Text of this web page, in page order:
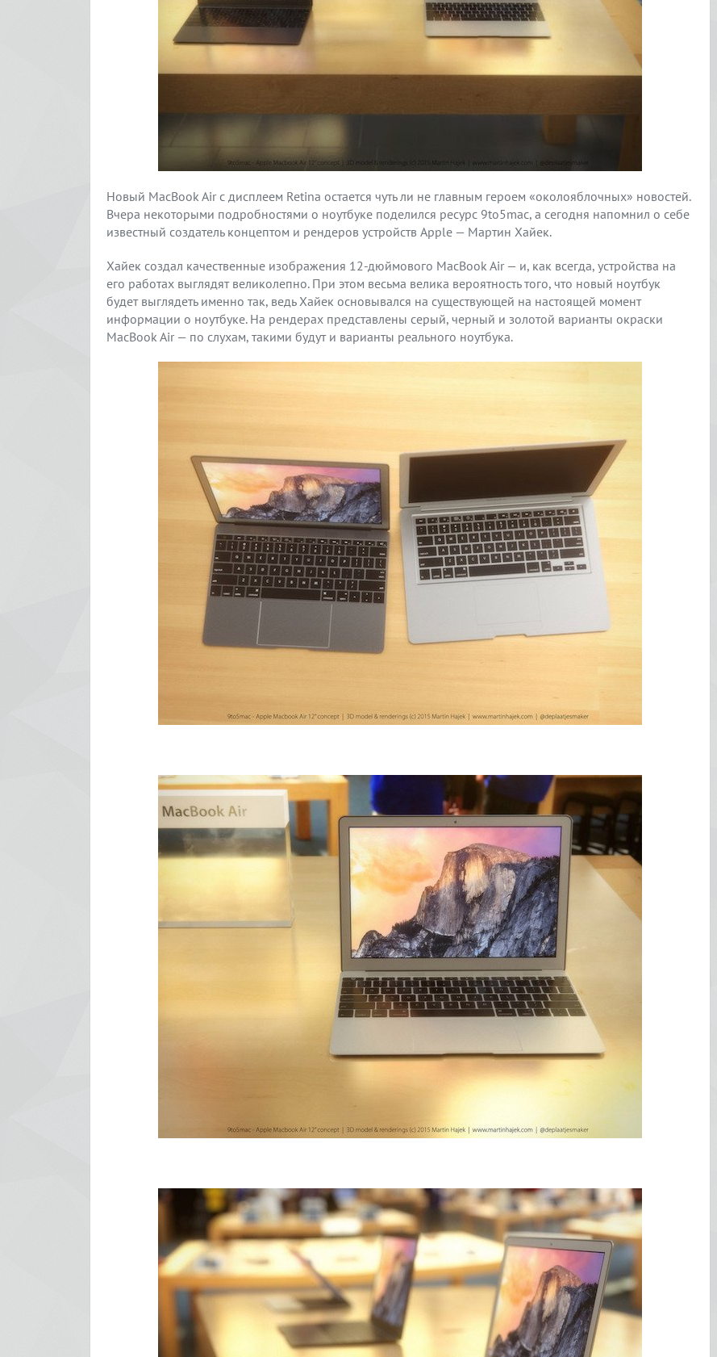
Новый MacBook Air с дисплеем Retina остается чуть ли не главным героем «околояблочных» новостей.
Вчера некоторыми подробностями о ноутбуке поделился ресурс 9to5mac, а сегодня напомнил о себе
известный создатель концептом и рендеров устройств Apple — Мартин Хайек.
Хайек создал качественные изображения 12-дюймового MacBook Air — и, как всегда, устройства на
его работах выглядят великолепно. При этом весьма велика вероятность того, что новый ноутбук
будет выглядеть именно так, ведь Хайек основывался на существующей на настоящей момент
информации о ноутбуке. На рендерах представлены серый, черный и золотой варианты окраски
MacBook Air — по слухам, такими будут и варианты реального ноутбука.